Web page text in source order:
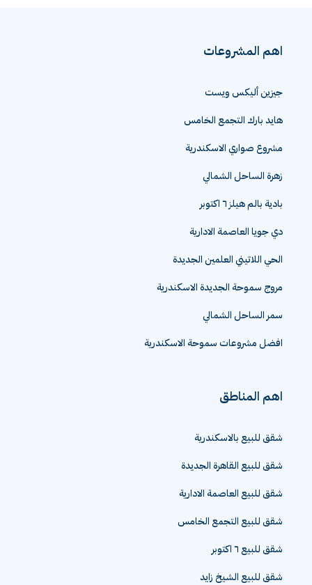
اهم المشروعات
جيزين أليكس ويست
هايد بارك التجمع الخامس
مشروع صواري الاسكندرية
زهرة الساحل الشمالي
بادية بالم هيلز ٦ اكتوبر
دي جويا العاصمة الادارية
الحي اللاتيني العلمين الجديدة
مروج سموحة الجديدة الاسكندرية
سمر الساحل الشمالي
افضل مشروعات سموحة الاسكندرية
اهم المناطق
شقق للبيع بالاسكندرية
شقق للبيع القاهرة الجديدة
شقق للبيع العاصمة الادارية
شقق للبيع التجمع الخامس
شقق للبيع ٦ اكتوبر
شقق للبيع الشيخ زايد